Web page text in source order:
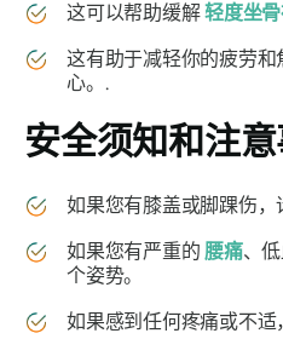
这可以帮助缓解轻度坐
这有助于减轻你的疲劳
心。.
安全须知和注
如果您有膝盖或脚踝伤
如果您有严重的腰痛、
个姿势。
如果感到任何疼痛或不